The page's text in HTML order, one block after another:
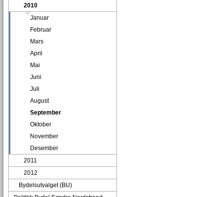
2010
Januar
Februar
Mars
April
Mai
Juni
Juli
August
September
Oktober
November
Desember
2011
2012
Bydelsutvalget (BU)